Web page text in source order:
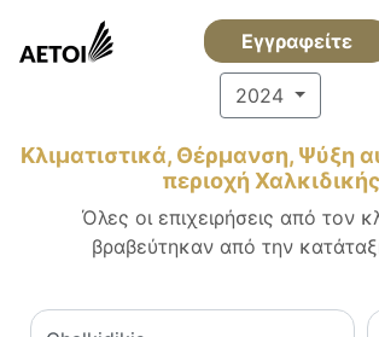
Εγγραφείτε
2024
Κλιματιστικά, Θέρμανση, Ψύξη
περιοχή Χαλκιδικής
Όλες οι επιχειρήσεις από τον
βραβεύτηκαν από την